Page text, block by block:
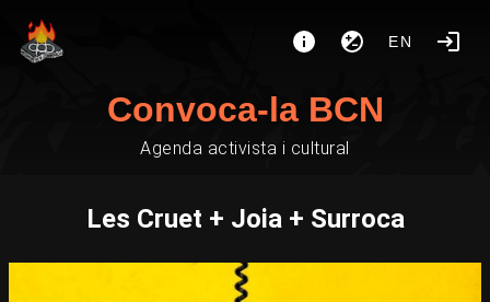
EN
Convoca-la BCN
Agenda activista i cultural
Les Cruet + Joia + Surroca